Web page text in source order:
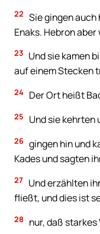
22 Sie gingen auch
Enaks. Hebron
23 Und sie kamen
auf einem Stecken
24 Der Ort heißt
25 Und sie kehrten
26 gingen hin und
Kades und sagten
27 Und erzählten
fließt, und dies ist
28 nur, daß